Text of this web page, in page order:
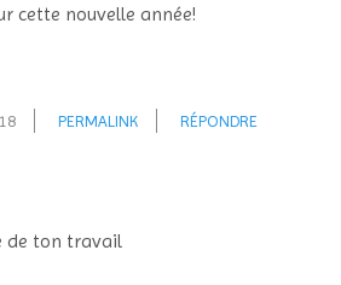
cette nouvelle année!
PERMALINK RÉPONDRE
de ton travail